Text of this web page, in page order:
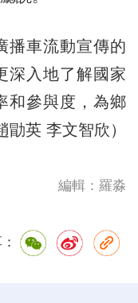
車流動宣傳的
深入地了解國家
和參與度，為鄉
英 李文智欣）
編輯：羅淼